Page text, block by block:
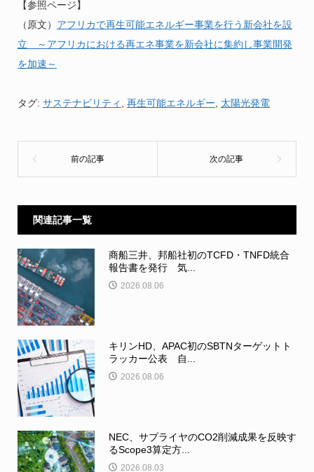
【参照ページ】
（原文） アフリカで再生可能エネルギー事業を行う新会社を設
立 ～アフリカにおける再エネ事業を新会社に集約し事業開発
を加速～
タグ: サステナビリティ 再生可能エネルギー 太陽光発電
関連記事一覧
商船三井、邦船社初のTCFD・TNFD統合
報告書を発行 気...
2026.08.06
キリンHD、APAC初のSBTNターゲットト
ラッカー公表 自...
2026.08.06
NEC、サプライヤのCO2削減成果を反映す
るScope3算定方...
2026.08.03